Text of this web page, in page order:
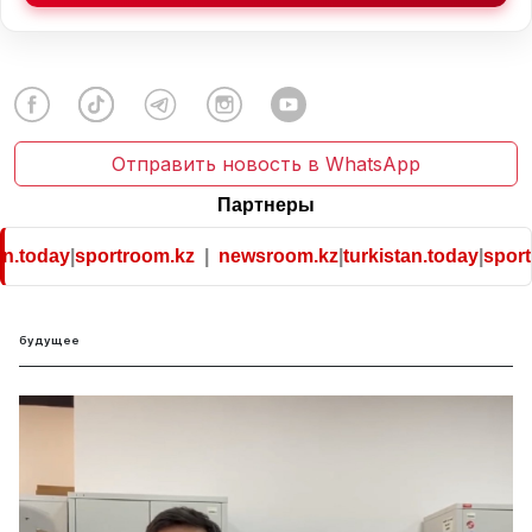
Отправить новость в WhatsApp
Партнеры
|sportroom.kz| newsroom.kz|turkistan.today|
будущее